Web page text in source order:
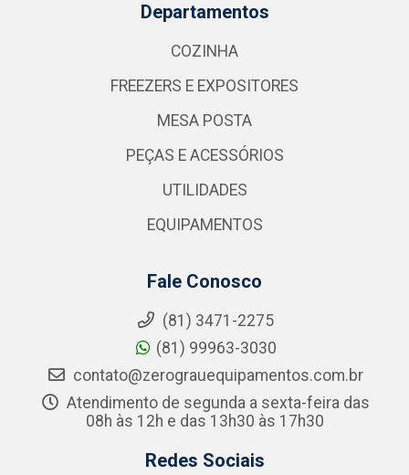
Departamentos
COZINHA
FREEZERS E EXPOSITORES
MESA POSTA
PEÇAS E ACESSÓRIOS
UTILIDADES
EQUIPAMENTOS
Fale Conosco
(81) 3471-2275
(81) 99963-3030
contato@zerograuequipamentos.com.br
Atendimento de segunda a sexta-feira das
08h às 12h e das 13h30 às 17h30
Redes Sociais